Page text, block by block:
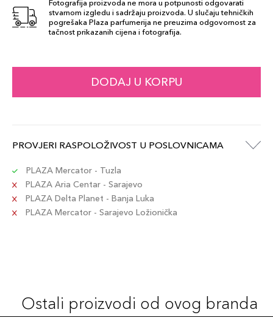
Fotografija proizvoda ne mora u potpunosti odgovarati
stvarnom izgledu i sadržaju proizvoda. U slučaju tehničkih
pogrešaka Plaza parfumerija ne preuzima odgovornost za
tačnost prikazanih cijena i fotografija.
DODAJ U KORPU
PROVJERI RASPOLOŽIVOST U POSLOVNICAMA
PLAZA Mercator - Tuzla
PLAZA Aria Centar - Sarajevo
PLAZA Delta Planet - Banja Luka
PLAZA Mercator - Sarajevo Ložionička
Ostali proizvodi od ovog branda